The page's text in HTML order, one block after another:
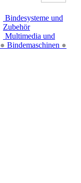
Bindesysteme und
Zubehör
● Bindemaschinen ●
Multimedia und